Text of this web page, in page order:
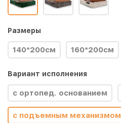
Размеры
140*200см 160*200см
Вариант исполнения
с ортопед. основанием
с подъемным механизмом